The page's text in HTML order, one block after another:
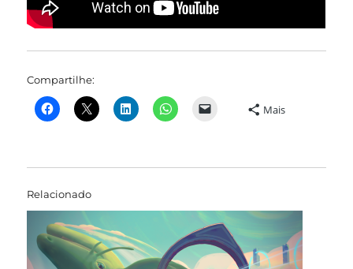
Compartilhe:
Mais
Relacionado